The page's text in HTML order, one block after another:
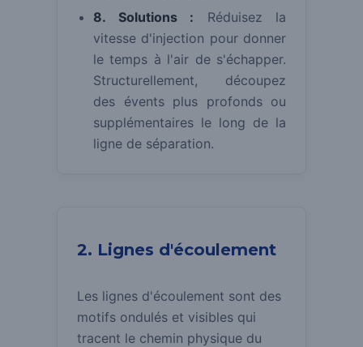
8. Solutions : Réduisez la
vitesse d'injection pour donner
le temps à l'air de s'échapper.
Structurellement, découpez
des évents plus profonds ou
supplémentaires le long de la
ligne de séparation.
2. Lignes d'écoulement
Les lignes d'écoulement sont des
motifs ondulés et visibles qui
tracent le chemin physique du